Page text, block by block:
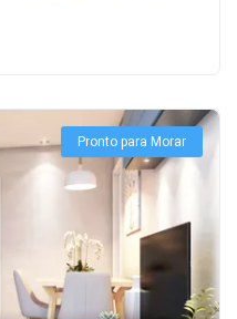
Pronto para Morar